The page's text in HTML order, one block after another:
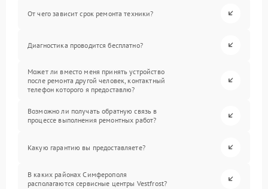
От чего зависит срок ремонта техники?
Диагностика проводится бесплатно?
Может ли вместо меня принять устройство
после ремонта другой человек, контактный
телефон которого я предоставлю?
Возможно ли получать обратную связь в
процессе выполнения ремонтных работ?
Какую гарантию вы предоставляете?
В каких районах Симферополя
располагаются сервисные центры Vestfrost?